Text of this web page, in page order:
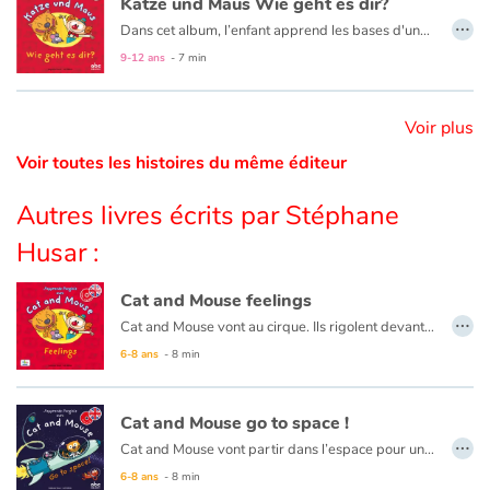
Catalogue anglais
Aide
Accueil
Famille
Écoles
Médiathèques
Vidéos & Tutoriaux
Dans cet album, l’enfant apprend les bases d'une conversation en allemand avec Katze und Maus…
9-12 ans - 7 min
…
Voir plus
Voir toutes les histoires du même éditeur
Autres livres écrits par Stéphane
Husar :
Cat and Mouse feelings
Cat and Mouse vont au cirque. Ils rigolent devant les clowns, sont effrayés face aux tigres et Cat se met en colère lorsqu’un éléphant l’asperge avec de l’eau. Beaucoup d’émotions en une journée !
6-8 ans - 8 min
…
Cat and Mouse go to space !
Cat and Mouse vont partir dans l’espace pour une mission très spéciale. Au cours de l’aventure, ils apprendront le nom des planètes et des étoiles en anglais. Mais lorsque la fusée tombera en panne, il faudra trouver une solution… Un atterrissage sur la planète Mars s’impose alors et une rencontre inattendue avec les Martiens attend nos deux amis.
6-8 ans - 8 min
…